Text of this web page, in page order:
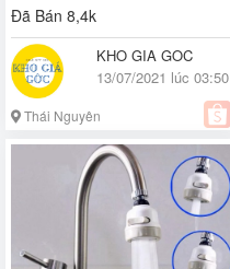
Đã Bán 8,4k
KHO GIA GOC
13/07/2021 lúc 03:50
Thái Nguyên